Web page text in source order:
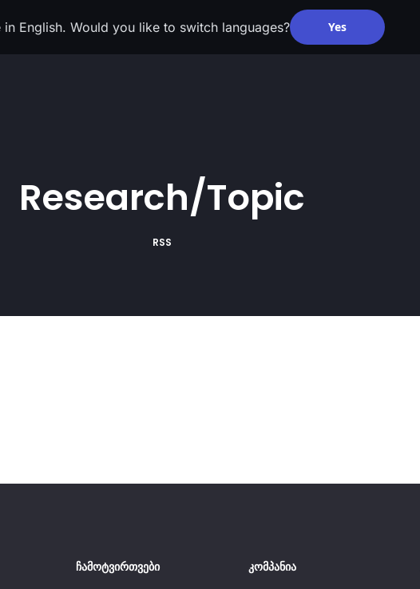
English. Would you like to switch languages? Yes
Research/Topic
RSS
ჩამოტვირთვები
კომპანია